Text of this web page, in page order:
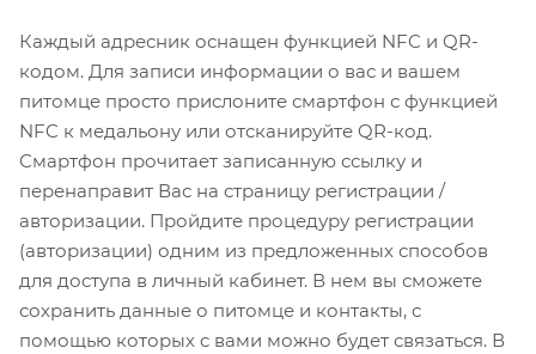
Каждый адресник оснащен функцией NFC и QR-
кодом. Для записи информации о вас и вашем
питомце просто прислоните смартфон с функцией
NFC к медальону или отсканируйте QR-код.
Смартфон прочитает записанную ссылку и
перенаправит Вас на страницу регистрации /
авторизации. Пройдите процедуру регистрации
(авторизации) одним из предложенных способов
для доступа в личный кабинет. В нем вы сможете
сохранить данные о питомце и контакты, с
помощью которых с вами можно будет связаться. В